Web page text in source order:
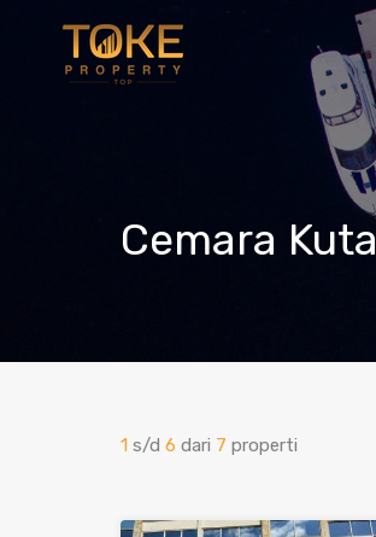
Cemara Kuta
1 s/d 6 dari 7 properti